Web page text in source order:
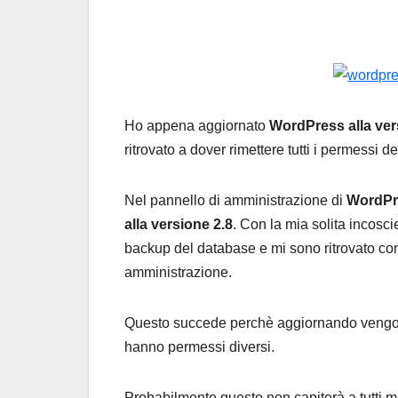
Ho appena aggiornato WordPress alla
ritrovato a dover rimettere tutti i permessi
Nel pannello di amministrazione di
alla versione 2.8. Con la mia solita
backup del database e mi sono ritrovato
amministrazione.
Questo succede perchè aggiornando
hanno permessi diversi.